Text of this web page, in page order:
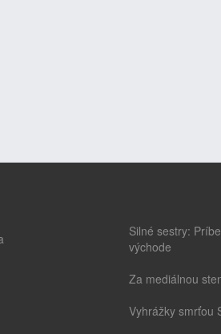
Silné sestry:
východe
Za mediálnou
Vyhrážky smrťou